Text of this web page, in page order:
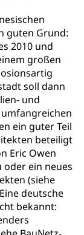
guten Grund:
2010 und
großen
soll dann
und
umfangreichen
ein guter Teil
beteiligt
Eric Owen
oder ein neues
(siehe
deutsche
bekannt: